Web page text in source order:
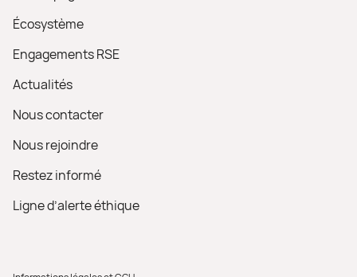
Écosystème
Engagements RSE
Actualités
Nous contacter
Nous rejoindre
Restez informé
Ligne d’alerte éthique